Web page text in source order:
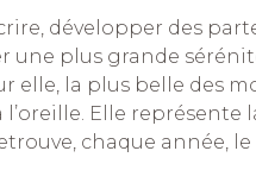
développer des
une plus grande
elle, la plus belle des
Elle représente
chaque année,